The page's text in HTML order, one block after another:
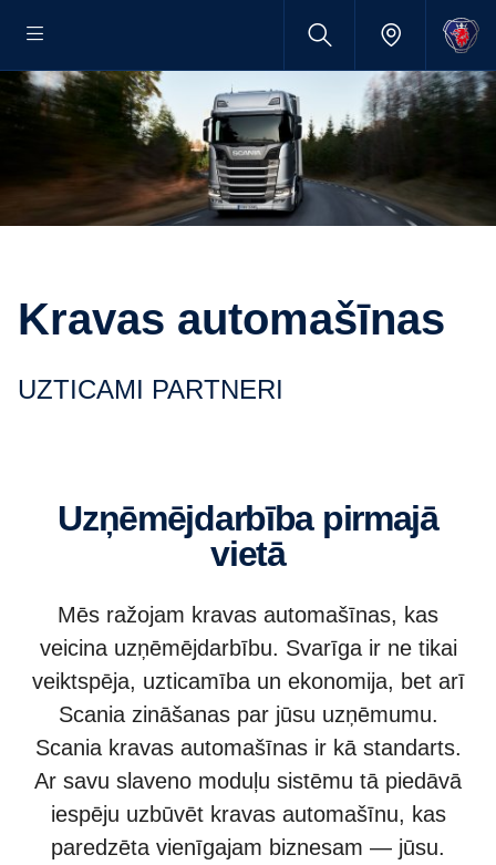
Kravas automašīnas
UZTICAMI PARTNERI
Uzņēmējdarbība pirmajā
vietā
Mēs ražojam kravas automašīnas, kas
veicina uzņēmējdarbību. Svarīga ir ne tikai
veiktspēja, uzticamība un ekonomija, bet arī
Scania zināšanas par jūsu uzņēmumu.
Scania kravas automašīnas ir kā standarts.
Ar savu slaveno moduļu sistēmu tā piedāvā
iespēju uzbūvēt kravas automašīnu, kas
paredzēta vienīgajam biznesam — jūsu.